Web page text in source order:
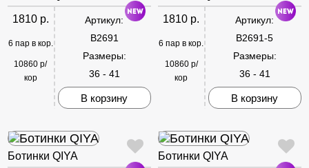
1810 р.
6 пар в кор.
10860 р/
кор
Артикул:
B2691
Размеры:
36 - 41
В корзину
1810 р.
6 пар в кор.
10860 р/
кор
Артикул:
B2691-5
Размеры:
36 - 41
В корзину
Ботинки QIYA Ботинки QIYA